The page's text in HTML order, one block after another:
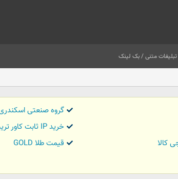
تبلیغات متنی / بک لینک
گروه صنعتی
خرید IP ثابت کاور تریدر
کالا
قیمت طلا GOLD